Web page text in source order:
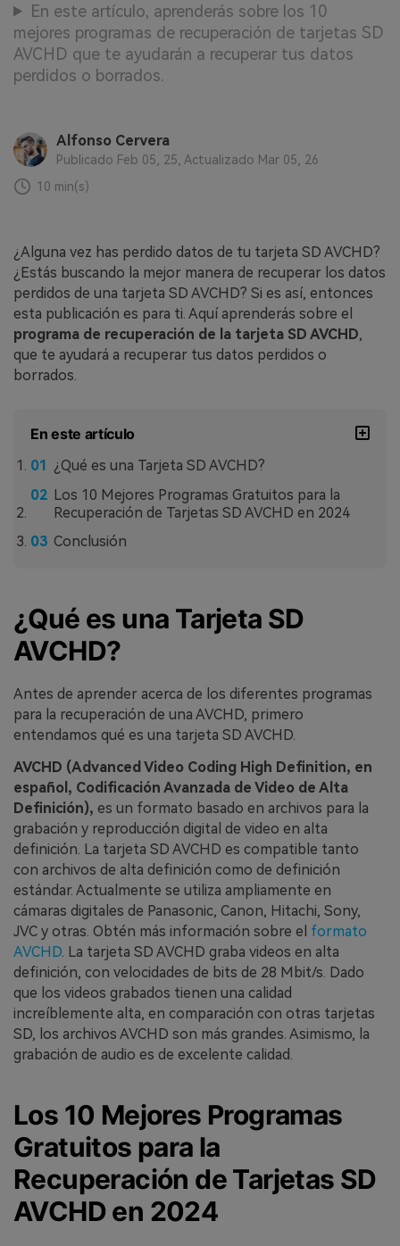
En este artículo, aprenderás sobre los 10
mejores programas de recuperación de tarjetas SD
AVCHD que te ayudarán a recuperar tus datos
perdidos o borrados.
Alfonso Cervera
Publicado Feb 05, 25, Actualizado Mar 05, 26
10 min(s)
󠀰¿Alguna vez has perdido datos de tu tarjeta SD AVCHD?󠀲󠀡󠀩󠀣󠀢󠀢󠀢󠀧󠀧󠀳󠀰
¿Estás buscando la mejor manera de recuperar los datos
perdidos de una tarjeta SD AVCHD? Si es así, entonces
esta publicación es para ti.󠀲󠀡󠀩󠀣󠀢󠀢󠀢󠀧󠀩󠀳󠀰 Aquí aprenderás sobre el
programa de recuperación de la tarjeta SD AVCHD,
que te ayudará a recuperar tus datos perdidos o
borrados.󠀲󠀡󠀩󠀣󠀢󠀢󠀢󠀨󠀠󠀳
En este artículo
¿Qué es una Tarjeta SD AVCHD?
Los 10 Mejores Programas Gratuitos para la
Recuperación de Tarjetas SD AVCHD en 2024󠀲󠀡󠀩󠀣󠀢󠀢󠀢󠀨󠀣󠀳
Conclusión
¿Qué es una Tarjeta SD
AVCHD?
󠀰Antes de aprender acerca de los diferentes programas
para la recuperación de una AVCHD, primero
entendamos qué es una tarjeta SD AVCHD.󠀲󠀡󠀩󠀣󠀢󠀢󠀢󠀩󠀦
AVCHD (Advanced Video Coding High Definition, en
español, Codificación Avanzada de Video de Alta
Definición), es un formato basado en archivos para la
grabación y reproducción digital de video en alta
definición.󠀲󠀡󠀩󠀣󠀢󠀢󠀢󠀩󠀧󠀳󠀰 La tarjeta SD AVCHD es compatible tanto
con archivos de alta definición como de definición
estándar.󠀲󠀡󠀩󠀣󠀢󠀢󠀢󠀩󠀨󠀳 Actualmente se utiliza ampliamente en
cámaras digitales de Panasonic, Canon, Hitachi, Sony,
JVC y otras.󠀲󠀡󠀩󠀣󠀢󠀢󠀢󠀩󠀩󠀳 Obtén más información sobre el formato
AVCHD.󠀲󠀡󠀩󠀣󠀢󠀢󠀣󠀠󠀠󠀳󠀰 La tarjeta SD AVCHD graba videos en alta
definición, con velocidades de bits de 28 Mbit/s.󠀲󠀡󠀩󠀣󠀢󠀢󠀣󠀠󠀡󠀳󠀰 Dado
que los videos grabados tienen una calidad
increíblemente alta, en comparación con otras tarjetas
SD, los archivos AVCHD son más grandes.󠀲󠀡󠀩󠀣󠀢󠀢󠀣󠀠󠀢󠀳󠀰 Asimismo, la
grabación de audio es de excelente calidad.
Los 10 Mejores Programas
Gratuitos para la
Recuperación de Tarjetas SD
AVCHD en 2024󠀲󠀡󠀩󠀣󠀢󠀢󠀢󠀨󠀣󠀳